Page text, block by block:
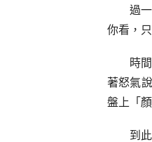
過
你看，
時
著怒氣
盤上「
到